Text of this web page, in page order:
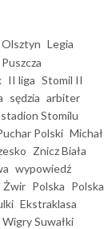
Legia
Puszcza
II liga Stomil II
sędzia arbiter
stadion Stomilu
Polski Michał
Znicz Biała
wypowiedź
Żwir Polska Polska
Ekstraklasa
Wigry Suwałki